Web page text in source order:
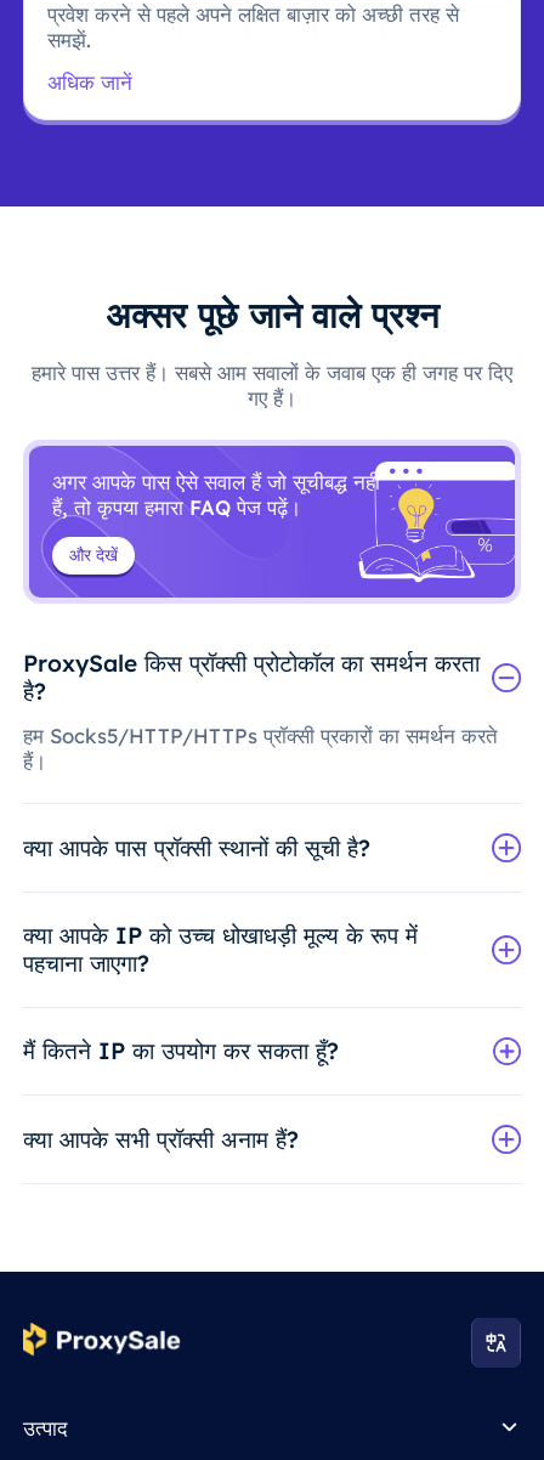
प्रवेश करने से पहले अपने लक्षित बाज़ार को अच्छी तरह से
समझें.
अधिक जानें
अक्सर पूछे जाने वाले प्रश्न
हमारे पास उत्तर हैं। सबसे आम सवालों के जवाब एक ही जगह पर दिए
गए हैं।
अगर आपके पास ऐसे सवाल हैं जो सूचीबद्ध नहीं
हैं, तो कृपया हमारा FAQ पेज पढ़ें।
और देखें
ProxySale किस प्रॉक्सी प्रोटोकॉल का समर्थन करता
है?
हम Socks5/HTTP/HTTPs प्रॉक्सी प्रकारों का समर्थन करते
हैं।
क्या आपके पास प्रॉक्सी स्थानों की सूची है?
क्या आपके IP को उच्च धोखाधड़ी मूल्य के रूप में
पहचाना जाएगा?
मैं कितने IP का उपयोग कर सकता हूँ?
क्या आपके सभी प्रॉक्सी अनाम हैं?
उत्पाद